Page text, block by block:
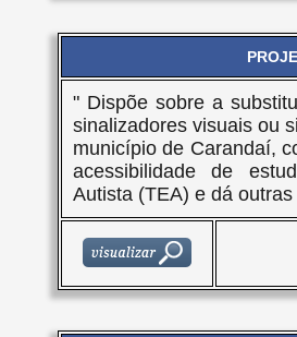
" Dispõe sobre a
sinalizadores visuais ou
município de Carandaí,
acessibilidade de
Autista (TEA) e dá